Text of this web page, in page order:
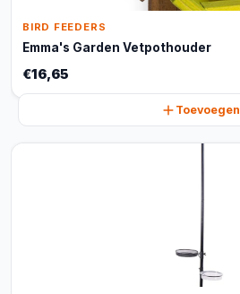
BIRD FEEDERS
Emma's Garden Vetpothouder
€16,65
Toevoegen